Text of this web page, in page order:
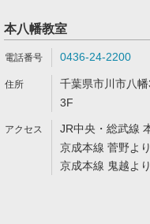
本八幡教室
0436-24-2200
千葉県市川市八
3F
JR中央・総武線
京成本線 菅野よ
京成本線 鬼越よ